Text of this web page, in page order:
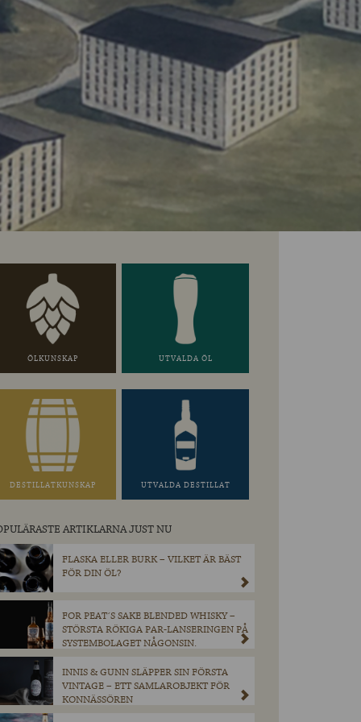
ÖLKUNSKAP UTVALDA ÖL
DESTILLATKUNSKAP UTVALDA DESTILLAT
ARTIKLARNA JUST NU
FLASKA ELLER BURK – VILKET ÄR BÄST
FÖR DIN ÖL?
FOR PEAT´S SAKE BLENDED WHISKY –
STÖRSTA RÖKIGA PAR-LANSERINGEN PÅ
SYSTEMBOLAGET NÅGONSIN.
INNIS & GUNN SLÄPPER SIN FÖRSTA
VINTAGE – ETT SAMLAROBJEKT FÖR
KONNÄSSÖREN